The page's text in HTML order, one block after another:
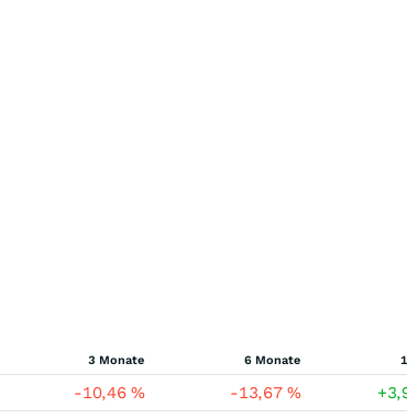
3 Monate 6 Monate
-10,46% -13,67%